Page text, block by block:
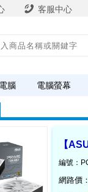
客服中心
腦 電腦螢幕
【
編號：
網路價